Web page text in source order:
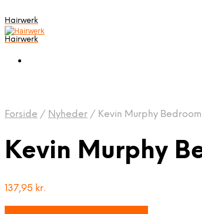
Hairwerk
Hairwerk
Forside / Nyheder / Kevin Murphy
Kevin Murphy
137,95 kr.